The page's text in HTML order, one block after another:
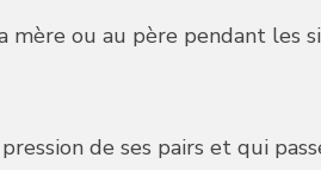
ou au père pendant les
de ses pairs et qui